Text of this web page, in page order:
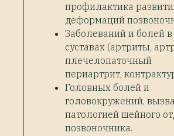
профилактика
деформаций
Заболеваний и болей в
суставах (артриты,
плечелопаточный
периартрит,
Головных болей и
головокружений,
патологией шейного
позвоночника.